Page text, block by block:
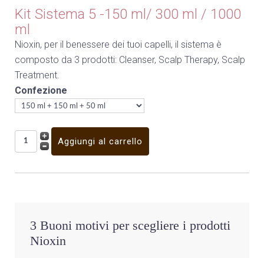
Kit Sistema 5 -150 ml/ 300 ml / 1000
ml
Nioxin, per il benessere dei tuoi capelli, il sistema è
composto da 3 prodotti: Cleanser, Scalp Therapy, Scalp
Treatment.
Confezione
3 Buoni motivi per scegliere i prodotti
Nioxin